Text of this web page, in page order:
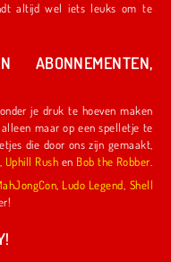
om te
ABONNEMENTEN,
je druk te hoeven maken
maar op een spelletje te
Uphill Rush en Bob the Robber
Ludo Legend Shell